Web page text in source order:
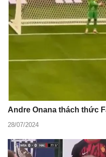
Andre Onana thách thức
28/07/2024